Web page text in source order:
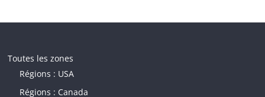
Toutes les zones
Régions : USA
Régions : Canada